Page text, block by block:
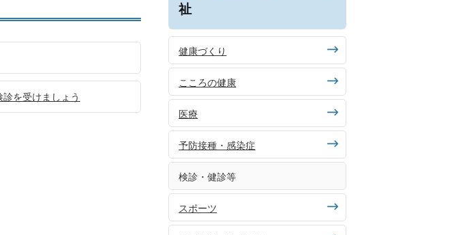
を受けましょう
祉
健康づくり
こころの健康
医療
予防接種・感染症
検診・健診等
スポーツ